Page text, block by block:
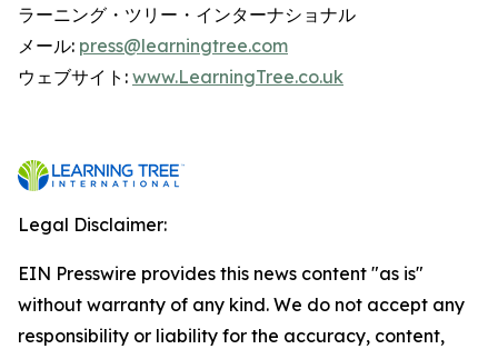
ラーニング・ツリー・インターナショナル
メール: press@learningtree.com
ウェブサイト: www.LearningTree.co.uk
Legal Disclaimer:
EIN Presswire provides this news content "as is"
without warranty of any kind. We do not accept any
responsibility or liability for the accuracy, content,